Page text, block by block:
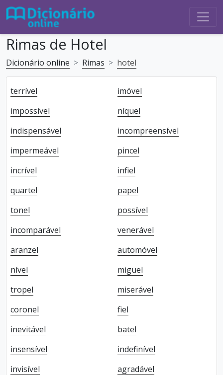
Rimas de Hotel
Dicionário online Rimas hotel
terrível
imóvel
impossível
níquel
indispensável
incompreensível
impermeável
pincel
incrível
infiel
quartel
papel
tonel
possível
incomparável
venerável
aranzel
automóvel
nível
miguel
tropel
miserável
coronel
fiel
inevitável
batel
insensível
indefinível
invisível
agradável